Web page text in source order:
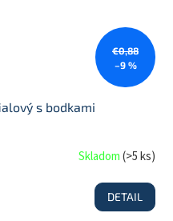
€0,88
–9 %
s bodkami
Skladom(>5 ks)
DETAIL